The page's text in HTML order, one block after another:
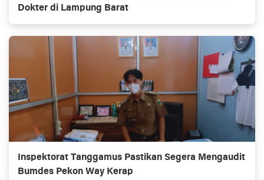
Dokter di Lampung Barat
Inspektorat Tanggamus Pastikan Segera Mengaudit
Bumdes Pekon Way Kerap